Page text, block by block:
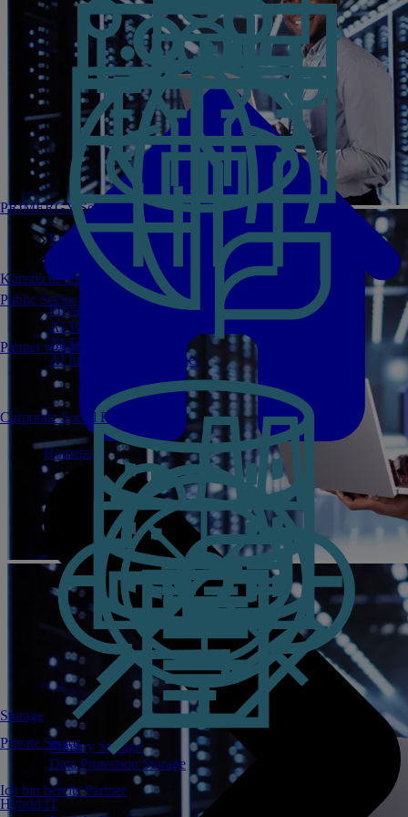
PRIMERGY Servers
Enterprise AI Server Portfolio
Benchmarks
Infrastructure Manager
Storage
Primary Storage
Data Protection Storage
Künstliche Intelligenz
Private GPT
AI Validated Designs
AI Test Drive
AI Infrastructure Manager
Hybrid IT
Public Sector
Private Sector
Partner werden
Ich bin bereits Partner
Corporate Social Responsibility
Homepage